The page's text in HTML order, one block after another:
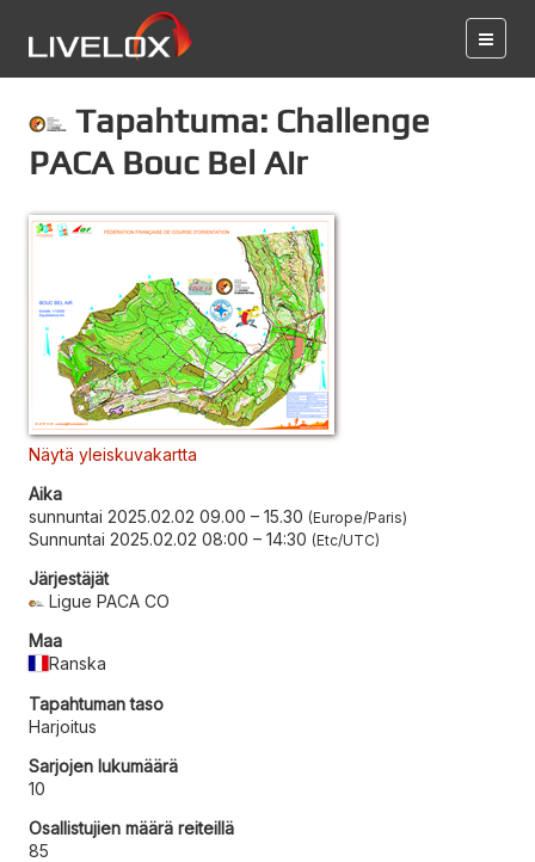
Tapahtuma: Challenge
PACA Bouc Bel Air
Näytä yleiskuvakartta
Aika
sunnuntai 2025.02.02 09.00 – 15.30 Europe/Paris
Sunnuntai 2025.02.02 08:00 – 14:30 Etc/UTC
Järjestäjät
Ligue PACA CO
Maa
Ranska
Tapahtuman taso
Harjoitus
Sarjojen lukumäärä
10
Osallistujien määrä reiteillä
85